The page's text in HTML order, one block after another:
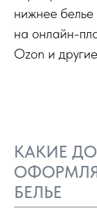
нижнее белье
на онлайн-
Ozon и
КАКИЕ
БЕЛЬЕ